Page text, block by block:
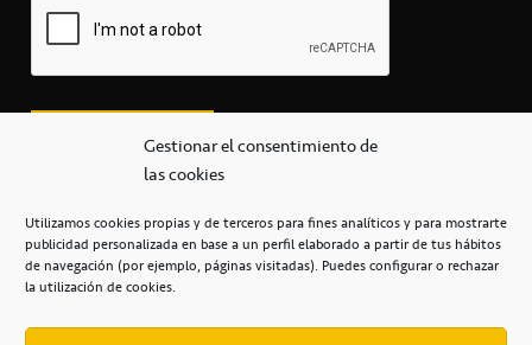
Gestionar el consentimiento de
las cookies
Utilizamos cookies propias y de terceros para fines analíticos y para mostrarte
publicidad personalizada en base a un perfil elaborado a partir de tus hábitos
de navegación (por ejemplo, páginas visitadas). Puedes configurar o rechazar
la utilización de cookies.
secretaria@cbcanarias.es
+34 922 253 684